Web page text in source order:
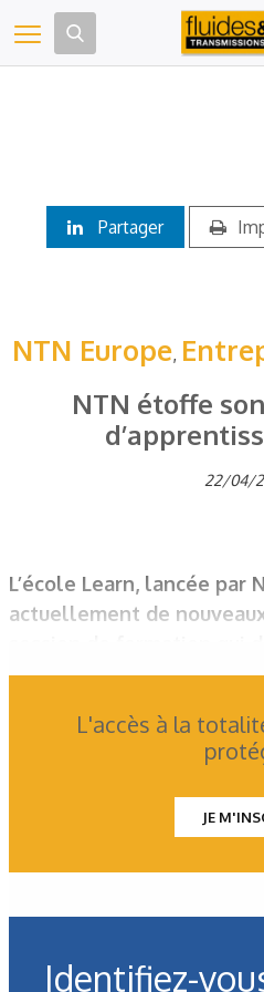
Toggle navigation
Partager
NTN Europe,
NTN étoffe
22/04/
L’école Learn, lancée par
actuellement de
L'accès à la
JE
Identifiez-
Panneau de gestion des cookies